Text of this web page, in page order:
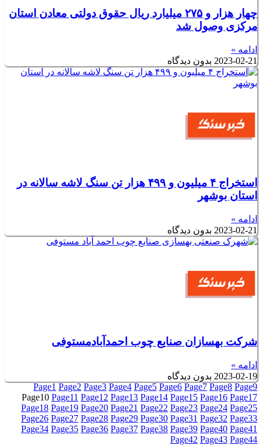
چهار هزار و ۲۷۵ میلیارد ریال حقوق دولتی معادن استان
مرکزی وصول شد
ادامه »
2023-02-21 بدون دیدگاه
استخراج ۴ میلیون و ۴۹۹ هزار تن سنگ لاشه سالانه در
استان بوشهر
ادامه »
2023-02-21 بدون دیدگاه
شرکت بهسازان صنایع چوب احمدآبادمستوفی
ادامه »
2023-02-19 بدون دیدگاه
Page1 Page2 Page3 Page4 Page5 Page6 Page7 Page8 Page9
Page10 Page11 Page12 Page13 Page14 Page15 Page16 Page17
Page18 Page19 Page20 Page21 Page22 Page23 Page24 Page25
Page26 Page27 Page28 Page29 Page30 Page31 Page32 Page33
Page34 Page35 Page36 Page37 Page38 Page39 Page40 Page41
Page42 Page43 Page44